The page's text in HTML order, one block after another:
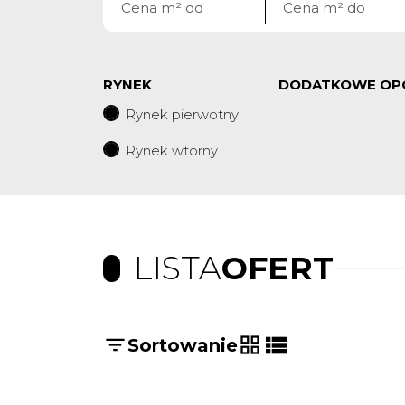
RYNEK
Rynek pierwotny
Rynek wtorny
DODATKOWE
LISTAOFERT
Sortowanie
tabela
lista